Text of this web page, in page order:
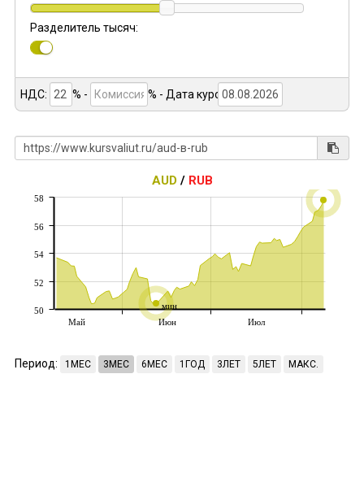
Разделитель тысяч:
НДС: % - % - Дата курса:
AUD/ RUB
мин
Май
Июн Июл
50
52
54
56
58
Период: 1МЕС 3МЕС 6МЕС 1ГОД 3ЛЕТ 5ЛЕТ МАКС.